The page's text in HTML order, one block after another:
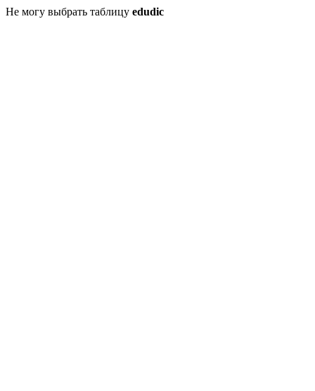
Не могу выбрать таблицу edudic